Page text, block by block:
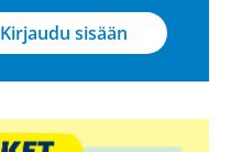
Kirjaudu sisään